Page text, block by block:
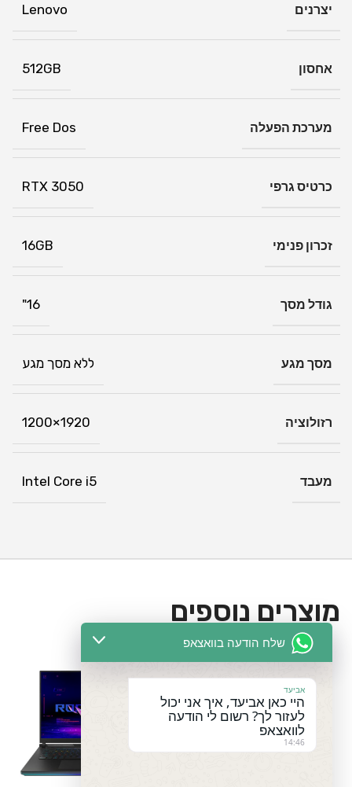
יצרנים Lenovo
אחסון 512GB
מערכת הפעלה Free Dos
כרטיס גרפי RTX 3050
זכרון פנימי 16GB
גודל מסך 16"
מסך מגע ללא מסך מגע
רזולוציה 1920×1200
מעבד Intel Core i5
מוצרים נוספים
שלח הודעה בוואצאפ
אביעד
היי כאן אביעד, איך אני יכול
לעזור לך? רשום לי הודעה
לוואצאפ
14:46